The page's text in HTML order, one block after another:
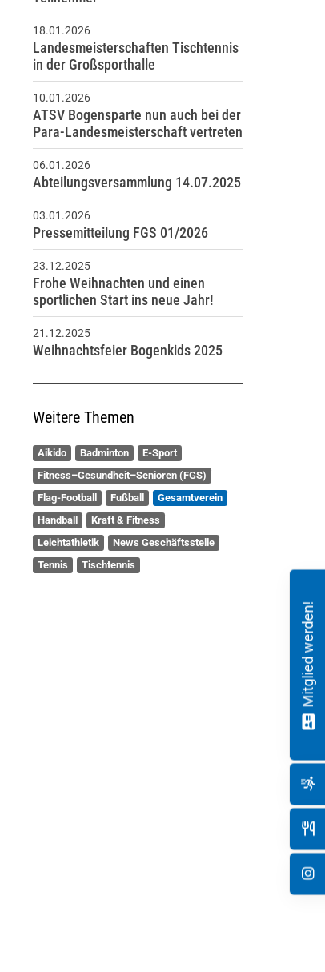
18.01.2026
Landesmeisterschaften Tischtennis
in der Großsporthalle
10.01.2026
ATSV Bogensparte nun auch bei der
Para-Landesmeisterschaft vertreten
06.01.2026
Abteilungsversammlung 14.07.2025
03.01.2026
Pressemitteilung FGS 01/2026
23.12.2025
Frohe Weihnachten und einen
sportlichen Start ins neue Jahr!
21.12.2025
Weihnachtsfeier Bogenkids 2025
Weitere Themen
Aikido Badminton
E-Sport
Fitness–Gesundheit–Senioren (FGS)
Flag-Football
Fußball
Gesamtverein
Handball
Kraft & Fitness
Leichtathletik
News Geschäftsstelle
Tennis
Tischtennis
Mitglied werden!